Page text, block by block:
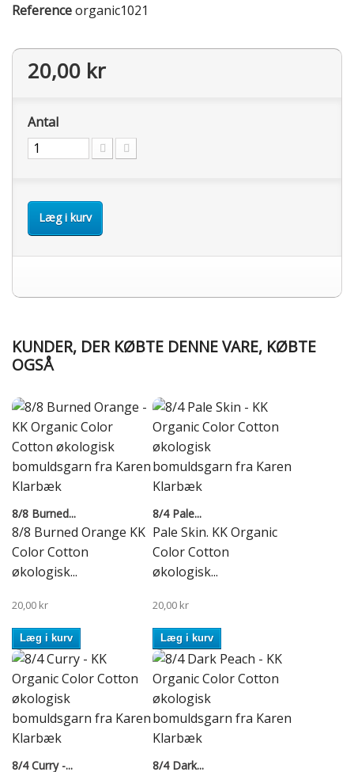
Referenceorganic1021
20,00 kr
Antal
Læg i kurv
KUNDER, DER KØBTE DENNE VARE, KØBTE
OGSÅ
8/8 Burned...
8/8 Burned Orange KK
Color Cotton
økologisk...
20,00 kr
Læg i kurv
8/4 Pale...
Pale Skin. KK Organic
Color Cotton
økologisk...
20,00 kr
Læg i kurv
8/4 Curry -... 8/4 Dark...